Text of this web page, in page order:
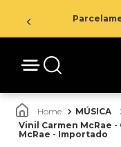
MÚSICA
Vinil Carmen McRae
McRae - Importado